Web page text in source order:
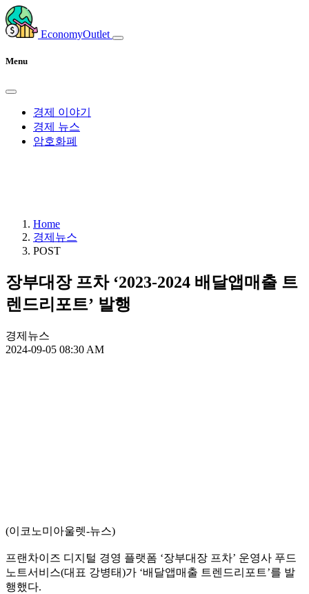
EconomyOutlet
Menu
경제 이야기
경제 뉴스
암호화폐
Home
경제뉴스
POST
장부대장 프차 ‘2023-2024 배달앱매출 트
렌드리포트’ 발행
경제뉴스
2024-09-05 08:30 AM
(이코노미아울렛-뉴스)
프랜차이즈 디지털 경영 플랫폼 ‘장부대장 프차’ 운영사 푸드
노트서비스(대표 강병태)가 ‘배달앱매출 트렌드리포트’를 발
행했다.